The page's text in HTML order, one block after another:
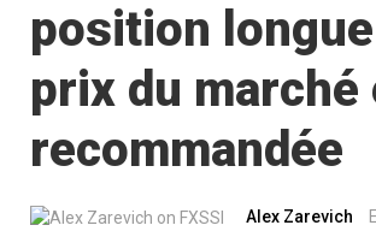
position
prix du marché
recommandée
Alex Zarevich